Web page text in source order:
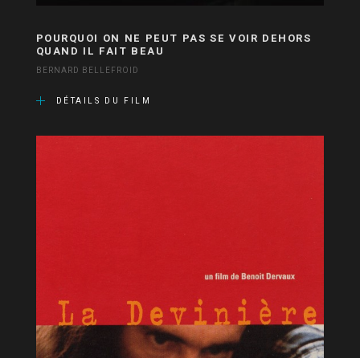
POURQUOI ON NE PEUT PAS SE VOIR DEHORS
QUAND IL FAIT BEAU
BERNARD BELLEFROID
DÉTAILS DU FILM